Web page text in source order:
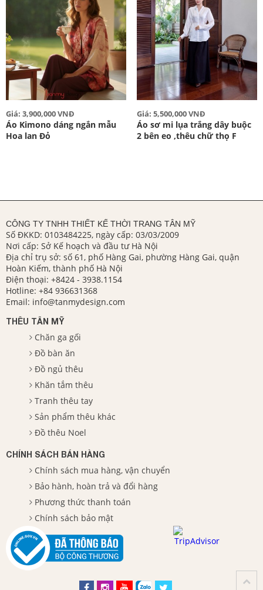
Giá: 3,900,000 VNĐ
Áo Kimono dáng ngắn mẫu
Hoa lan Đỏ
Giá: 5,500,000 VNĐ
Áo sơ mi lụa trắng dây buộc
2 bên eo ,thêu chữ thọ F
CÔNG TY TNHH THIẾT KẾ THỜI TRANG TÂN MỸ
Số ĐKKD: 0103484225, ngày cấp: 03/03/2009
Nơi cấp: Sở Kế hoạch và đầu tư Hà Nội
Địa chỉ trụ sở: số 61, phố Hàng Gai, phường Hàng Gai, quận
Hoàn Kiếm, thành phố Hà Nội
Điện thoại: +8424 - 3938.1154
Hotline: +84 936631368
Email: info@tanmydesign.com
THÊU TÂN MỸ
Chăn ga gối
Đồ bàn ăn
Đồ ngủ thêu
Khăn tắm thêu
Tranh thêu tay
Sản phẩm thêu khác
Đồ thêu Noel
CHÍNH SÁCH BÁN HÀNG
Chính sách mua hàng, vận chuyển
Bảo hành, hoàn trả và đổi hàng
Phương thức thanh toán
Chính sách bảo mật